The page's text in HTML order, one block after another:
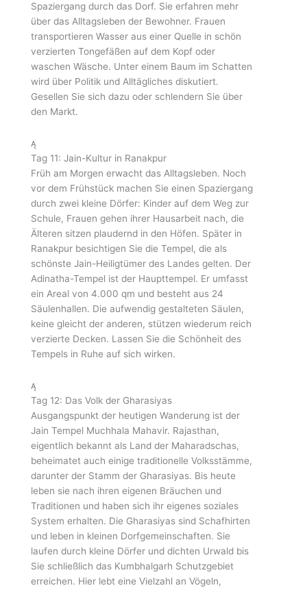
Spaziergang durch das Dorf. Sie erfahren mehr
über das Alltagsleben der Bewohner. Frauen
transportieren Wasser aus einer Quelle in schön
verzierten Tongefäßen auf dem Kopf oder
waschen Wäsche. Unter einem Baum im Schatten
wird über Politik und Alltägliches diskutiert.
Gesellen Sie sich dazu oder schlendern Sie über
den Markt.
Tag 11: Jain-Kultur in Ranakpur
Früh am Morgen erwacht das Alltagsleben. Noch
vor dem Frühstück machen Sie einen Spaziergang
durch zwei kleine Dörfer: Kinder auf dem Weg zur
Schule, Frauen gehen ihrer Hausarbeit nach, die
Älteren sitzen plaudernd in den Höfen. Später in
Ranakpur besichtigen Sie die Tempel, die als
schönste Jain-Heiligtümer des Landes gelten. Der
Adinatha-Tempel ist der Haupttempel. Er umfasst
ein Areal von 4.000 qm und besteht aus 24
Säulenhallen. Die aufwendig gestalteten Säulen,
keine gleicht der anderen, stützen wiederum reich
verzierte Decken. Lassen Sie die Schönheit des
Tempels in Ruhe auf sich wirken.
Tag 12: Das Volk der Gharasiyas
Ausgangspunkt der heutigen Wanderung ist der
Jain Tempel Muchhala Mahavir. Rajasthan,
eigentlich bekannt als Land der Maharadschas,
beheimatet auch einige traditionelle Volksstämme,
darunter der Stamm der Gharasiyas. Bis heute
leben sie nach ihren eigenen Bräuchen und
Traditionen und haben sich ihr eigenes soziales
System erhalten. Die Gharasiyas sind Schafhirten
und leben in kleinen Dorfgemeinschaften. Sie
laufen durch kleine Dörfer und dichten Urwald bis
Sie schließlich das Kumbhalgarh Schutzgebiet
erreichen. Hier lebt eine Vielzahl an Vögeln,